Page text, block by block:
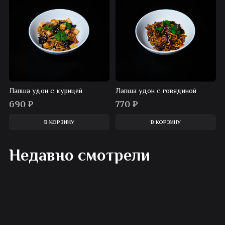
Лапша удон с курицей
690 ₽
В КОРЗИНУ
Лапша удон с говядиной
770₽
В КОРЗИНУ
Недавно смотрели